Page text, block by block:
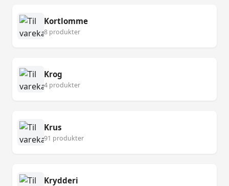
Kortlomme
8 produkter
Krog
4 produkter
Krus
91 produkter
Krydderi